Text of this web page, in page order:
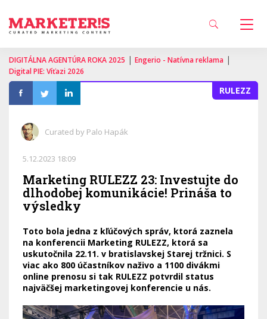
DIGITÁLNA AGENTÚRA ROKA 2025 | Engerio - Natívna reklama |
Digital PIE: Víťazi 2026
RULEZZ
Curated by Palo Hapák
5.12.2023 18:09
Marketing RULEZZ 23: Investujte do
dlhodobej komunikácie! Prináša to
výsledky
Toto bola jedna z kľúčových správ, ktorá zaznela
na konferencii Marketing RULEZZ, ktorá sa
uskutočnila 22.11. v bratislavskej Starej tržnici. S
viac ako 800 účastníkov naživo a 1100 divákmi
online prenosu si tak RULEZZ potvrdil status
najväčšej marketingovej konferencie u nás.